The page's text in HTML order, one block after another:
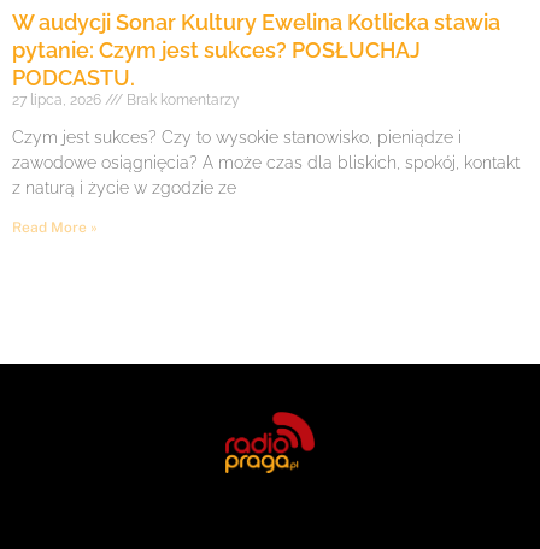
W audycji Sonar Kultury Ewelina Kotlicka stawia
pytanie: Czym jest sukces? POSŁUCHAJ
PODCASTU.
27 lipca, 2026 Brak komentarzy
Czym jest sukces? Czy to wysokie stanowisko, pieniądze i
zawodowe osiągnięcia? A może czas dla bliskich, spokój, kontakt
z naturą i życie w zgodzie ze
Read More »